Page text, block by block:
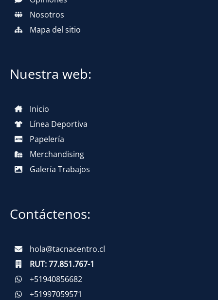
Nosotros
Mapa del sitio
Nuestra web:
Inicio
Línea Deportiva
Papelería
Merchandising
Galería Trabajos
Contáctenos:
hola@tacnacentro.cl
RUT:77.851.767-1
+51940856682
+51997059571